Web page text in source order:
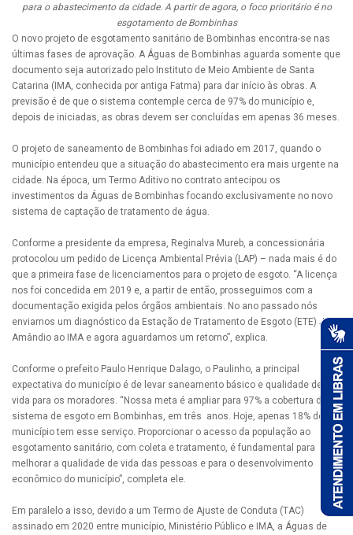
para o abastecimento da cidade. A partir de agora, o foco prioritário é no
esgotamento de Bombinhas
O novo projeto de esgotamento sanitário de Bombinhas encontra-se nas
últimas fases de aprovação. A Águas de Bombinhas aguarda somente que
documento seja autorizado pelo Instituto de Meio Ambiente de Santa
Catarina (IMA, conhecida por antiga Fatma) para dar início às obras. A
previsão é de que o sistema contemple cerca de 97% do município e,
depois de iniciadas, as obras devem ser concluídas em apenas 36 meses.
O projeto de saneamento de Bombinhas foi adiado em 2017, quando o
município entendeu que a situação do abastecimento era mais urgente na
cidade. Na época, um Termo Aditivo no contrato antecipou os
investimentos da Águas de Bombinhas focando exclusivamente no novo
sistema de captação de tratamento de água.
Conforme a presidente da empresa, Reginalva Mureb, a concessionária
protocolou um pedido de Licença Ambiental Prévia (LAP) – nada mais é do
que a primeira fase de licenciamentos para o projeto de esgoto. “A licença
nos foi concedida em 2019 e, a partir de então, prosseguimos com a
documentação exigida pelos órgãos ambientais. No ano passado nós
enviamos um diagnóstico da Estação de Tratamento de Esgoto (ETE) José
Amândio ao IMA e agora aguardamos um retorno”, explica.
Conforme o prefeito Paulo Henrique Dalago, o Paulinho, a principal
expectativa do município é de levar saneamento básico e qualidade de
vida para os moradores. “Nossa meta é ampliar para 97% a cobertura do
sistema de esgoto em Bombinhas, em três anos. Hoje, apenas 18% do
município tem esse serviço. Proporcionar o acesso da população ao
esgotamento sanitário, com coleta e tratamento, é fundamental para
melhorar a qualidade de vida das pessoas e para o desenvolvimento
econômico do município”, completa ele.
Em paralelo a isso, devido a um Termo de Ajuste de Conduta (TAC)
assinado em 2020 entre município, Ministério Público e IMA, a Águas de